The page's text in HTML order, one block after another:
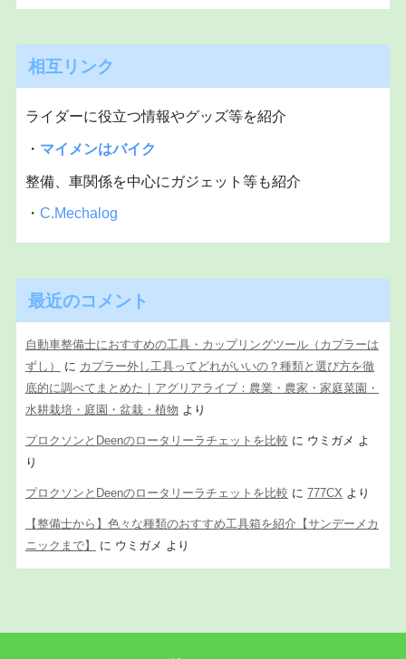
相互リンク
ライダーに役立つ情報やグッズ等を紹介
・ マイメンはバイク
整備、車関係を中心にガジェット等も紹介
・ C.Mechalog
最近のコメント
自動車整備士におすすめの工具・カップリングツール（カプラーは
ずし）
に カプラー外し工具ってどれがいいの？種類と選び方を徹
底的に調べてまとめた｜アグリアライブ：農業・農家・家庭菜園・
水耕栽培・庭園・盆栽・植物 より
プロクソンとDeenのロータリーラチェットを比較 に ウミガメ よ
り
プロクソンとDeenのロータリーラチェットを比較 に 777CX より
【整備士から】色々な種類のおすすめ工具箱を紹介【サンデーメカ
ニックまで】
に ウミガメ より